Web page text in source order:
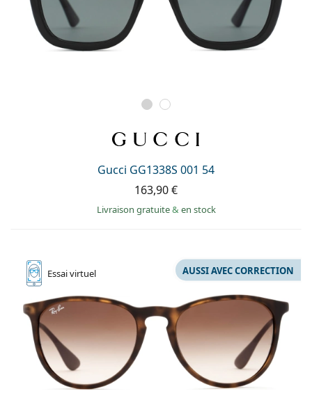
Gucci GG1338S 001 54
163,90 €
Livraison gratuite& en stock
Essaivirtuel AUSSI AVEC CORRECTION